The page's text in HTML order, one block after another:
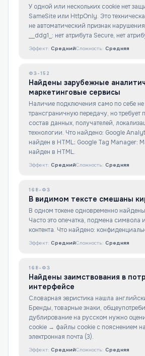
У одной или нескольких cookie нет
SameSite или HttpOnly. Это
не автоматический признак
__ddg1_: нет атрибута Secure, нет
Эффект: СреднийСложность: Средняя
ФЗ-152
Найдены зарубежные
маркетинговые сервисы
Наличие подключения само по себе не
трансграничную передачу, но требует
состав данных, получателей,
технологии. Что найдено: Google
найден в HTML; Google Tag Manager:
найден в HTML.
Эффект: СреднийСложность: Средняя
168-ФЗ
В видимом тексте смешаны
В одном токене одновременно
Часто это опечатка, подмена
контента. Что найдено:
Эффект: СреднийСложность: Средняя
168-ФЗ
Найдены заимствования в
интерфейсе
Словарная эвристика нашла
Бренды, товарные знаки,
дублирование на русском нужно
cookie → файлы cookie с пояснением
электронная почта (3).
Эффект: СреднийСложность: Средняя